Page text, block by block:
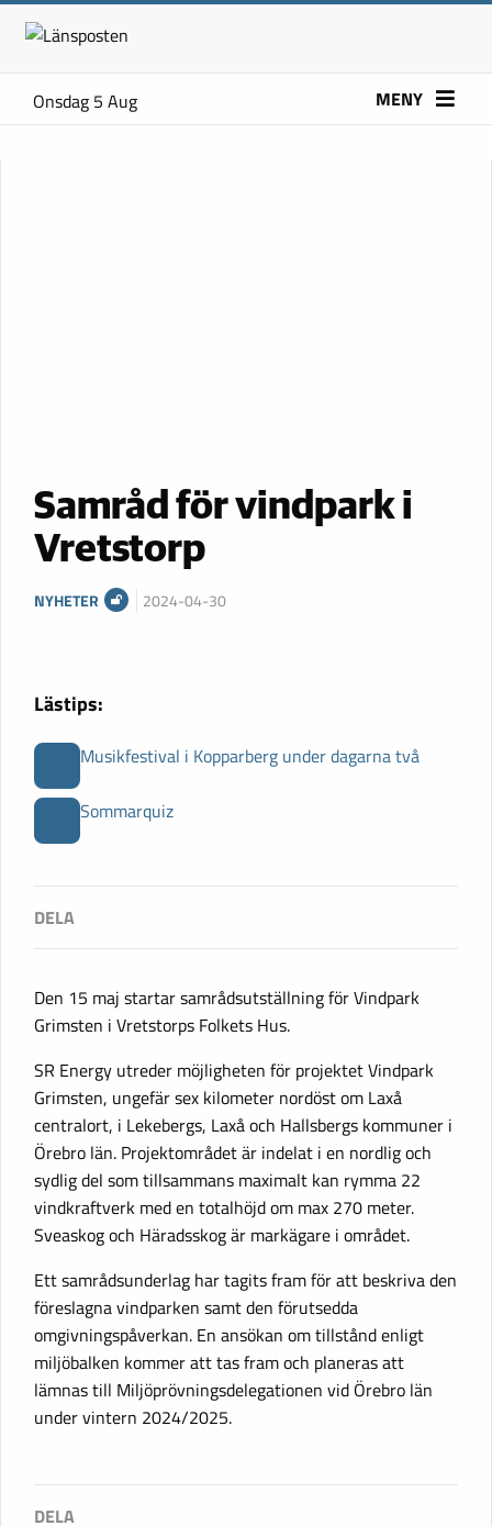
Onsdag 5 Aug MENY
Samråd för vindpark i
Vretstorp
NYHETER 2024-04-30
Lästips:
Musikfestival i Kopparberg under dagarna två
Sommarquiz
Den 15 maj startar samrådsutställning för Vindpark
Grimsten i Vretstorps Folkets Hus.
SR Energy utreder möjligheten för projektet Vindpark
Grimsten, ungefär sex kilometer nordöst om Laxå
centralort, i Lekebergs, Laxå och Hallsbergs kommuner i
Örebro län. Projektområdet är indelat i en nordlig och
sydlig del som tillsammans maximalt kan rymma 22
vindkraftverk med en totalhöjd om max 270 meter.
Sveaskog och Häradsskog är markägare i området.
Ett samrådsunderlag har tagits fram för att beskriva den
föreslagna vindparken samt den förutsedda
omgivningspåverkan. En ansökan om tillstånd enligt
miljöbalken kommer att tas fram och planeras att
lämnas till Miljöprövningsdelegationen vid Örebro län
under vintern 2024/2025.